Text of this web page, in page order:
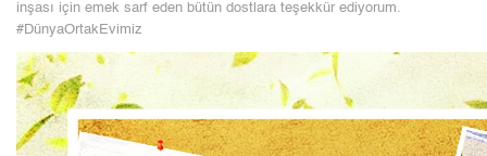
inşası için emek sarf eden bütün dostlara teşekkür ediyorum.
#DünyaOrtakEvimiz